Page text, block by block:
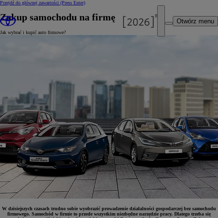
Przejdź do głównej zawartości (Press Enter)
Otwórz menu
Zakup samochodu na firmę
Jak wybrać i kupić auto firmowe?
W dzisiejszych czasach trudno sobie wyobrazić prowadzenie działalności gospodarczej bez samochodu
firmowego. Samochód w firmie to przede wszystkim niezbędne narzędzie pracy. Dlatego trzeba się